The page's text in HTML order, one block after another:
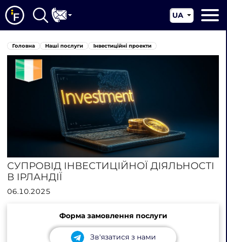
Про нас
Наші послуги
Новини
Юрисдикції
Контакти
UA
EN
Головна Наші послуги Інвестиційні проекти
СУПРОВІД ІНВЕСТИЦІЙНОЇ ДІЯЛЬНОСТІ
В ІРЛАНДІЇ
06.10.2025
Форма замовлення послуги
Зв'язатися з нами